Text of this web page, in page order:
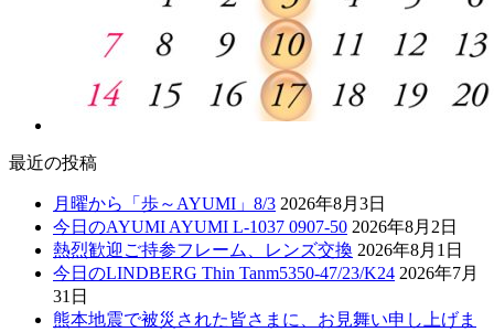
最近の投稿
月曜から「歩～AYUMI」8/3 2026年8月3日
今日のAYUMI AYUMI L-1037 0907-50 2026年8月2日
熱烈歓迎ご持参フレーム、レンズ交換 2026年8月1日
今日のLINDBERG Thin Tanm5350-47/23/K24 2026年7月
31日
熊本地震で被災された皆さまに、お見舞い申し上げま